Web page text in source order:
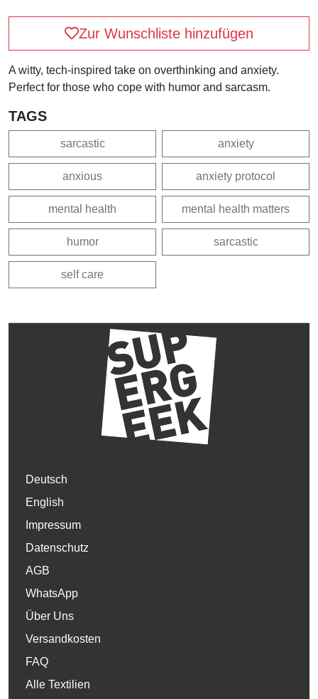
Zur Wunschliste hinzufügen
A witty, tech-inspired take on overthinking and anxiety.
Perfect for those who cope with humor and sarcasm.
TAGS
sarcastic anxiety
anxious anxiety protocol
mental health mental health matters
humor sarcastic
self care
Deutsch
English
Impressum
Datenschutz
AGB
WhatsApp
Über Uns
Versandkosten
FAQ
Alle Textilien